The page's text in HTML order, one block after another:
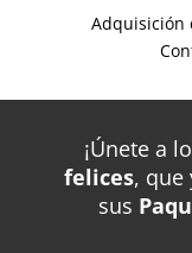
Adquisición
¡Únete a
felices, que
sus